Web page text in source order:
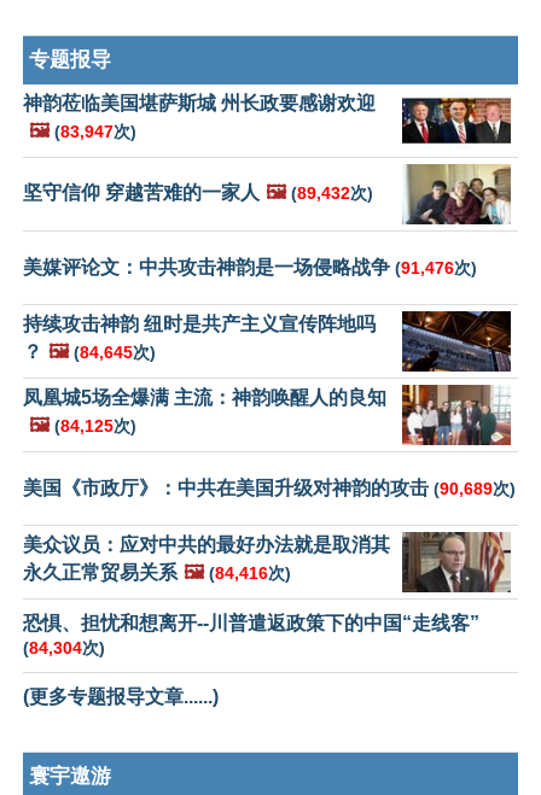
专题报导
神韵莅临美国堪萨斯城 州长政要感谢欢迎
🖼️ (83,947次)
坚守信仰 穿越苦难的一家人 🖼️ (89,432次)
美媒评论文：中共攻击神韵是一场侵略战争 (91,476次)
持续攻击神韵 纽时是共产主义宣传阵地吗
？ 🖼️ (84,645次)
凤凰城5场全爆满 主流：神韵唤醒人的良知
🖼️ (84,125次)
美国《市政厅》：中共在美国升级对神韵的攻击 (90,689次)
美众议员：应对中共的最好办法就是取消其
永久正常贸易关系 🖼️ (84,416次)
恐惧、担忧和想离开--川普遣返政策下的中国“走线客”
(84,304次)
(更多专题报导文章......)
寰宇遨游